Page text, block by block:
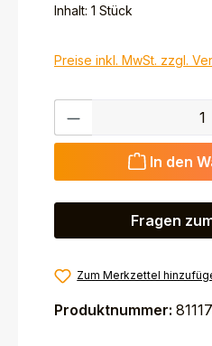
Inhalt: 1 Stück
Preise inkl. MwSt. zzgl.
Produkt Anzahl: Gib
In den
Fragen
Zum Merkzettel
Produktnummer: